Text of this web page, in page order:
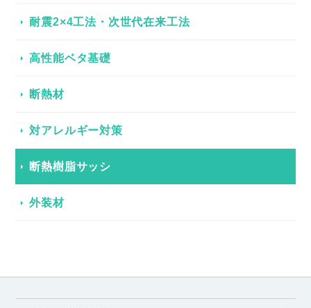
耐震2×4工法・次世代在来工法
高性能ベタ基礎
断熱材
対アレルギー対策
断熱樹脂サッシ
外装材